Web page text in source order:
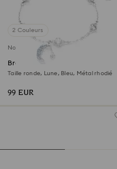
2 Couleurs
Nouveau
Bracelet Symbolica
Taille ronde, Lune, Bleu, Métal rhodié
99 EUR